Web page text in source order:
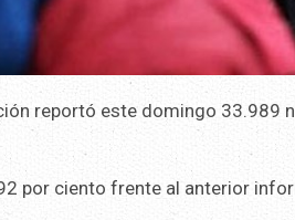
reportó este domingo 33.989
por ciento frente al anterior